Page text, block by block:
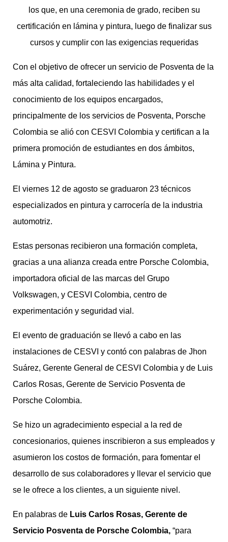
los que, en una ceremonia de grado, reciben su
certificación en lámina y pintura, luego de finalizar sus
cursos y cumplir con las exigencias requeridas
Con el objetivo de ofrecer un servicio de Posventa de la
más alta calidad, fortaleciendo las habilidades y el
conocimiento de los equipos encargados,
principalmente de los servicios de Posventa, Porsche
Colombia se alió con CESVI Colombia y certifican a la
primera promoción de estudiantes en dos ámbitos,
Lámina y Pintura.
El viernes 12 de agosto se graduaron 23 técnicos
especializados en pintura y carrocería de la industria
automotriz.
Estas personas recibieron una formación completa,
gracias a una alianza creada entre Porsche Colombia,
importadora oficial de las marcas del Grupo
Volkswagen, y CESVI Colombia, centro de
experimentación y seguridad vial.
El evento de graduación se llevó a cabo en las
instalaciones de CESVI y contó con palabras de Jhon
Suárez, Gerente General de CESVI Colombia y de Luis
Carlos Rosas, Gerente de Servicio Posventa de
Porsche Colombia.
Se hizo un agradecimiento especial a la red de
concesionarios, quienes inscribieron a sus empleados y
asumieron los costos de formación, para fomentar el
desarrollo de sus colaboradores y llevar el servicio que
se le ofrece a los clientes, a un siguiente nivel.
En palabras de Luis Carlos Rosas, Gerente de
Servicio Posventa de Porsche Colombia, “para